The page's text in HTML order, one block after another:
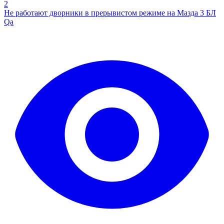
2
Не работают дворники в прерывистом режиме на Мазда 3 БЛ
Qa